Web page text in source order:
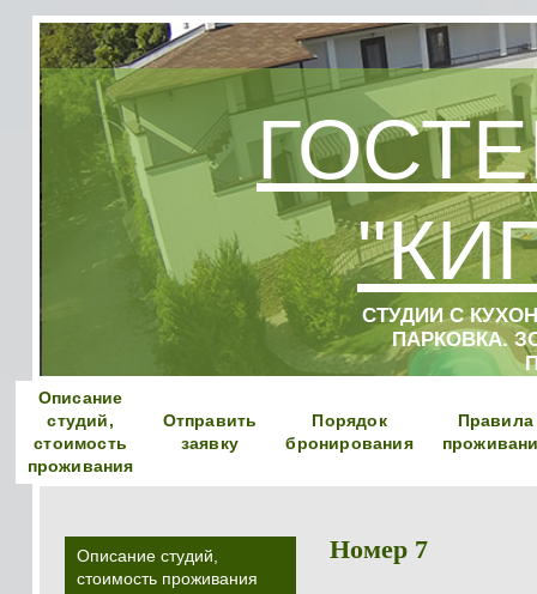
СТУДИИ С
ПАРКОВКА.
Описание
студий,
стоимость
проживания
Отправить
заявку
Порядок
бронирования
Правила
Описание студий,
стоимость проживания
Номер 7